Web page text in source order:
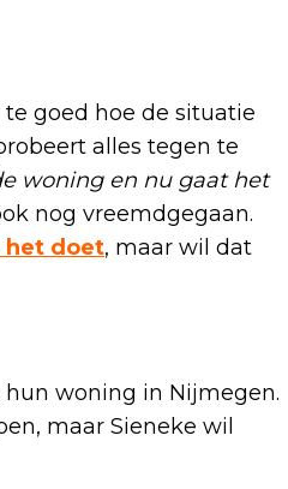
goed hoe de situatie
alles tegen te
woning en nu gaat het
nog vreemdgegaan.
het doet, maar wil dat
woning in Nijmegen.
maar Sieneke wil